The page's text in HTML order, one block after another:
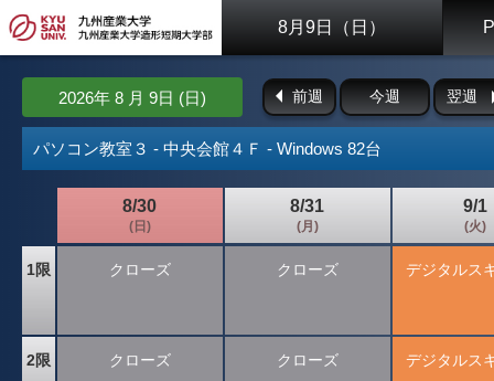
8月9日（日）
2026年 8 月 9日 (日) 前週 今週 翌週
パソコン教室３ - 中央会館４Ｆ - Windows 82台
8/30
(日)
8/31
(月)
9/1
(火)
1限
2限
クローズ
クローズ
クローズ
クローズ
デジタルス
デジタルス